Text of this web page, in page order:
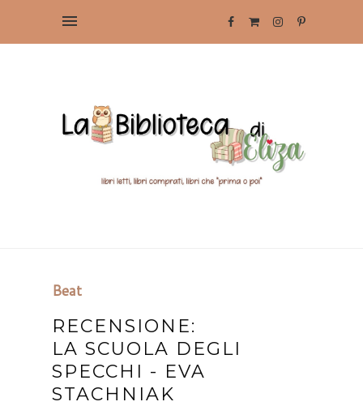
Beat
RECENSIONE:
LA SCUOLA DEGLI
SPECCHI - EVA
STACHNIAK